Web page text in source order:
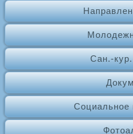
Сан.-
Социальное